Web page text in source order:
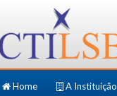
Home A Instituição